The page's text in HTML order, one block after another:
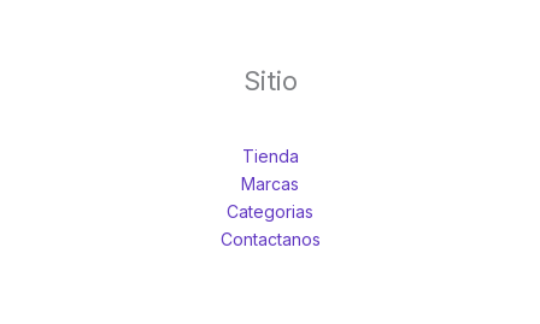
Sitio
Tienda
Marcas
Categorias
Contactanos